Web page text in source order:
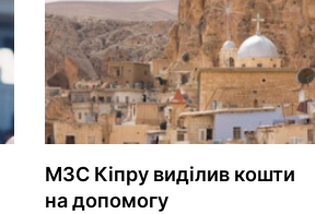
МЗС Кіпру виділив кошти
на допомогу